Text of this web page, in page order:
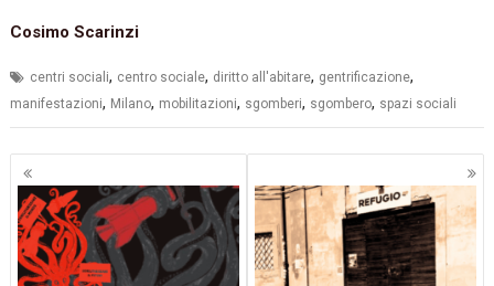
Cosimo Scarinzi
centri sociali, centro sociale, diritto all'abitare, gentrificazione,
manifestazioni, Milano, mobilitazioni, sgomberi, sgombero, spazi sociali
Navigazione
articoli